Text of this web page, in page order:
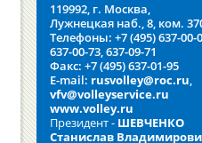
119992, г. Москва,
Лужнецкая наб., 8, ком.
Телефоны: +7 (495) 637-00-
637-00-73, 637-09-71
Факс: +7 (495) 637-01-95
E-mail: rusvolley@roc.ru,
vfv@volleyservice.ru
www.volley.ru
Президент - ШЕВЧЕНКО
Станислав